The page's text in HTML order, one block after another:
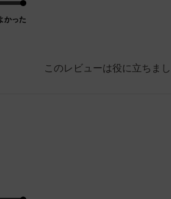
かった
このレビューは役に立ちま